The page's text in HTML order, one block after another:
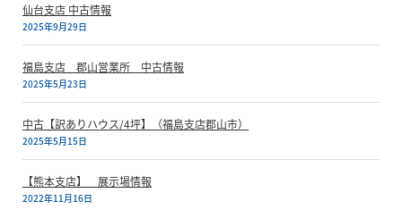
仙台支店 中古情報
2025年9月29日
福島支店 郡山営業所 中古情報
2025年5月23日
中古【訳ありハウス/4坪】（福島支店郡山市）
2025年5月15日
【熊本支店】 展示場情報
2022年11月16日